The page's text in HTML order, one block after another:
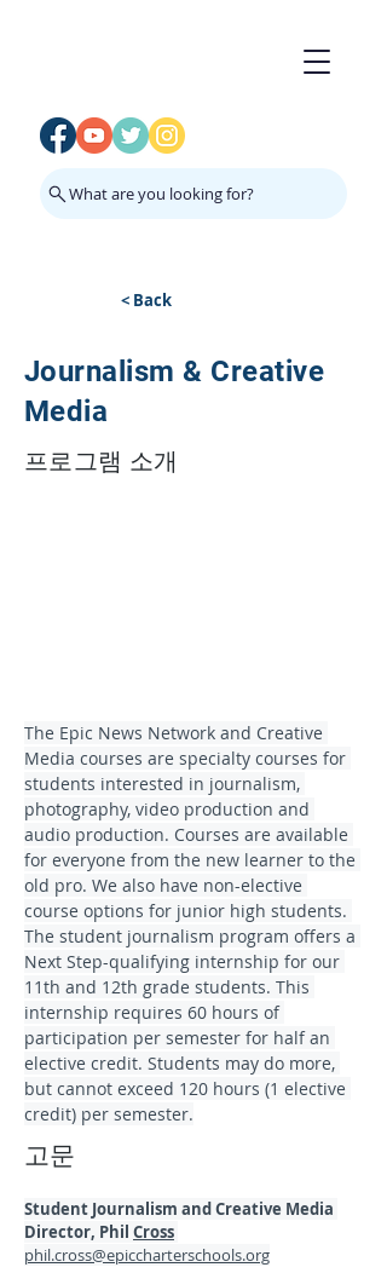
What are you looking for?
< Back
Journalism & Creative
Media
프로그램 소개
The Epic News Network and Creative
Media courses are specialty courses for
students interested in journalism,
photography, video production and
audio production. Courses are available
for everyone from the new learner to the
old pro. We also have non-elective
course options for junior high students.
The student journalism program offers a
Next Step-qualifying internship for our
11th and 12th grade students. This
internship requires 60 hours of
participation per semester for half an
elective credit. Students may do more,
but cannot exceed 120 hours (1 elective
credit) per semester.
고문
Student Journalism and Creative Media
Director, Phil Cross
phil.cross@epiccharterschools.org